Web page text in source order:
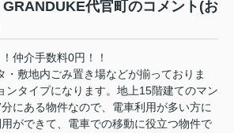
代官町のコメント(お
仲介手数料0円！！
・敷地内ごみ置き場などが揃っておりま
ンタイプになります。地上15階建てのマン
にある物件なので、電車利用が多い方に
ができて、電車での移動に役立つ物件で